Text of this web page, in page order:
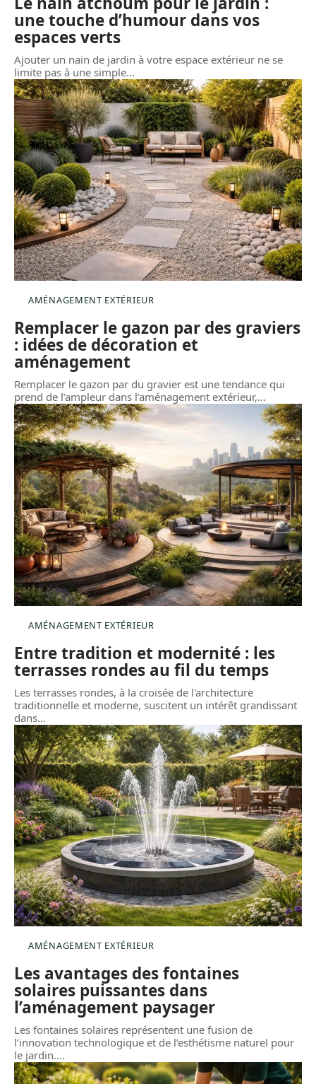
une touche d’humour dans vos
espaces verts
Ajouter un nain de jardin à votre espace extérieur ne se
limite pas à une simple…
AMÉNAGEMENT EXTÉRIEUR
Remplacer le gazon par des graviers
: idées de décoration et
aménagement
Remplacer le gazon par du gravier est une tendance qui
prend de l’ampleur dans l’aménagement extérieur,…
AMÉNAGEMENT EXTÉRIEUR
Entre tradition et modernité : les
terrasses rondes au fil du temps
Les terrasses rondes, à la croisée de l'architecture
traditionnelle et moderne, suscitent un intérêt grandissant
dans…
AMÉNAGEMENT EXTÉRIEUR
Les avantages des fontaines
solaires puissantes dans
l’aménagement paysager
Les fontaines solaires représentent une fusion de
l’innovation technologique et de l’esthétisme naturel pour
le jardin.…